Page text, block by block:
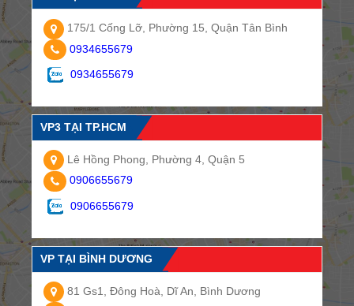
175/1 Cống Lỡ, Phường 15, Quận Tân Bình
0934655679
0934655679
VP3 TẠI TP.HCM
Lê Hồng Phong, Phường 4, Quận 5
0906655679
0906655679
VP TẠI BÌNH DƯƠNG
81 Gs1, Đông Hoà, Dĩ An, Bình Dương